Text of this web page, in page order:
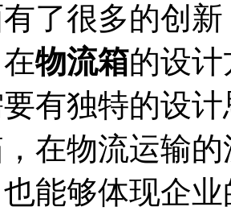
了很多的创
物流箱的设
有独特的设
在物流运输
能够体现企